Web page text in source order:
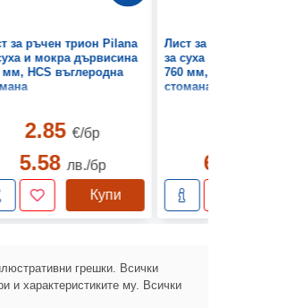
за ръчен трион Pilana
и мокра дървисина
мм, HCS въглеродна
2.85€/бр
5.58 лв./бр
Купи
Лист за ръчен трион
за суха и мокра
760 мм, HCS
стомана
6.53
грешки. Всички
и характеристиките му. Всички